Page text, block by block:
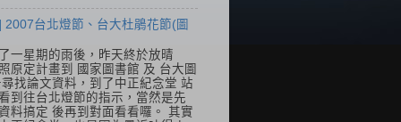
2007台北燈節、台大杜鵑花節(圖
一星期的雨後，昨天終於放晴
原定計畫到 國家圖書館 及 台大圖
找論文資料，到了中正紀念堂 站
到往台北燈節的指示，當然是先
料搞定 後再到對面看看囉。 其實